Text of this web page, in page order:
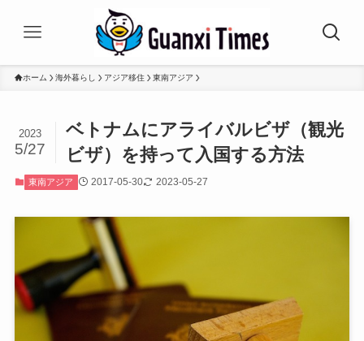
ホーム 海外暮らし アジア移住 東南アジア
ベトナムにアライバルビザ（観光
ビザ）を持って入国する方法
2023
5/27
東南アジア 2017-05-30 2023-05-27